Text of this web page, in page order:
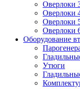
Оверлоки
Оверлоки
Оверлоки
Оверлоки
Оборудование
Утюги